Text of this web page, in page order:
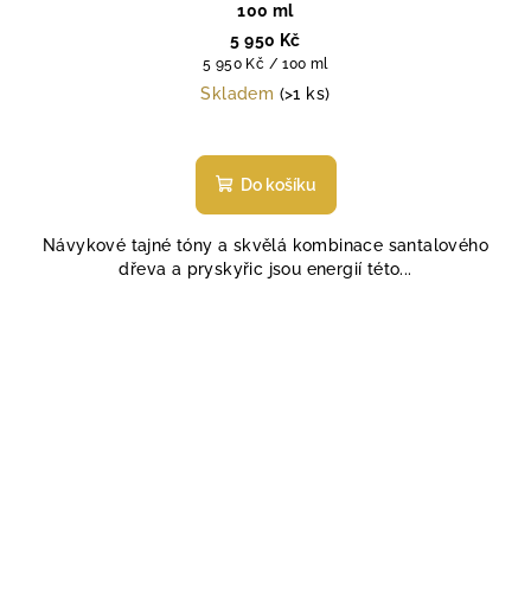
100 ml
5 950 Kč
Měrná
cena:
5 950 Kč / 100 ml
Skladem (>1 ks)
Do košíku
Návykové tajné tóny a skvělá kombinace santalového
dřeva a pryskyřic jsou energií této...